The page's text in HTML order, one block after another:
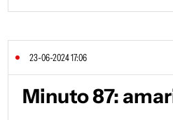
23-06-2024 17:06
Minuto 87: